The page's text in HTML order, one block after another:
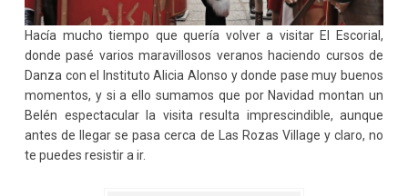
Hacía mucho tiempo que quería volver a visitar El Escorial,
donde pasé varios maravillosos veranos haciendo cursos de
Danza con el Instituto Alicia Alonso y donde pase muy buenos
momentos, y si a ello sumamos que por Navidad montan un
Belén espectacular la visita resulta imprescindible, aunque
antes de llegar se pasa cerca de Las Rozas Village y claro, no
te puedes resistir a ir.